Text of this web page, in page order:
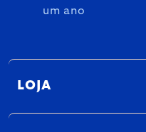
um ano
LOJA